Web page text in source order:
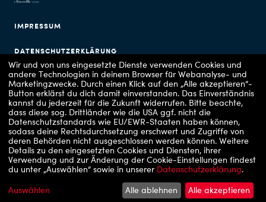
IMPRESSUM
DATENSCHUTZERKLÄRUNG
COOKIE EINSTELLUNGEN
Copyrights: 1 - TVNOW_Florian Kolmer, 2 - RTLZWEI / UFA Show & Factual, 3 - VOX /
UFA Show & Factual, 4 - RTL/ Julia Feldhagen, 5 - ZDF/Sascha Hoecker, 6 - ARD
RTLZWEI
Wir und von uns eingesetzte Dienste verwenden Cookies und
andere Technologien in deinem Browser für Webanalyse- und
Marketingzwecke. Durch einen Klick auf den „Alle akzeptieren“-
Button erklärst du dich damit einverstanden. Das Einverständnis
kannst du jederzeit für die Zukunft widerrufen. Bitte beachte,
dass diese sog. Drittländer wie die USA ggf. nicht die
Datenschutzstandards wie EU/EWR-Staaten haben können,
sodass deine Rechtsdurchsetzung erschwert und Zugriffe von
deren Behörden nicht ausgeschlossen werden können. Weitere
Details zu den eingesetzten Cookies und Diensten, ihrer
Verwendung und zur Änderung der Cookie-Einstellungen findest
du unter „Auswählen“ sowie in unserer Datenschutzerklärung.
Auswählen Alle ablehnen Alle akzeptieren